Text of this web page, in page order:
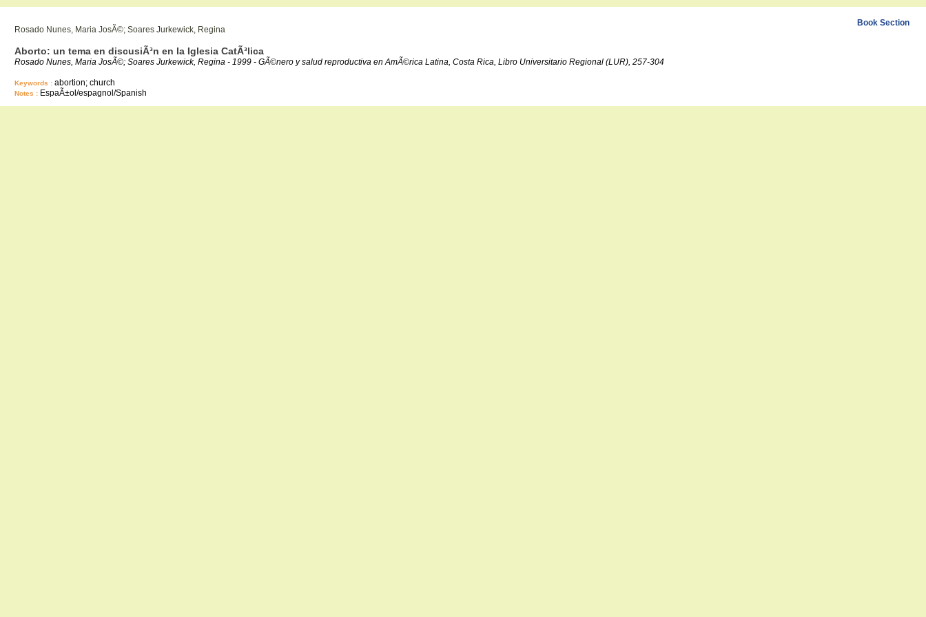
Book Section
Rosado Nunes, Maria JosÃ©; Soares Jurkewick, Regina
Aborto: un tema en discusiÃ³n en la Iglesia CatÃ³lica
Rosado Nunes, Maria JosÃ©; Soares Jurkewick, Regina - 1999 - GÃ©nero y salud reproductiva en AmÃ©rica Latina, Costa Rica, Libro Universitario Regional (LUR), 257-304
Keywords : abortion; church
Notes : EspaÃ±ol/espagnol/Spanish